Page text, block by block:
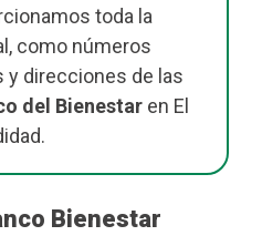
toda la
como números
direcciones de las
del Bienestar en El
Bienestar